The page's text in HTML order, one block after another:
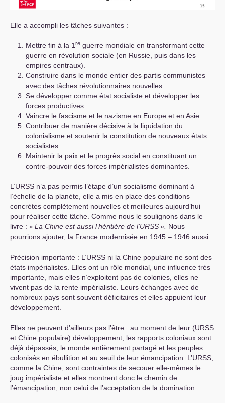
Elle a accompli les tâches suivantes :
Mettre fin à la 1 re guerre mondiale en transformant cette
guerre en révolution sociale (en Russie, puis dans les
empires centraux).
Construire dans le monde entier des partis communistes
avec des tâches révolutionnaires nouvelles.
Se développer comme état socialiste et développer les
forces productives.
Vaincre le fascisme et le nazisme en Europe et en Asie.
Contribuer de manière décisive à la liquidation du
colonialisme et soutenir la constitution de nouveaux états
socialistes.
Maintenir la paix et le progrès social en constituant un
contre-pouvoir des forces impérialistes dominantes.
L’URSS n’a pas permis l’étape d’un socialisme dominant à
l’échelle de la planète, elle a mis en place des conditions
concrètes complètement nouvelles et meilleures aujourd’hui
pour réaliser cette tâche. Comme nous le soulignons dans le
livre : « La Chine est aussi l’héritière de l’URSS». Nous
pourrions ajouter, la France modernisée en 1945 – 1946 aussi.
Précision importante : L’URSS ni la Chine populaire ne sont des
états impérialistes. Elles ont un rôle mondial, une influence très
importante, mais elles n’exploitent pas de colonies, elles ne
vivent pas de la rente impérialiste. Leurs échanges avec de
nombreux pays sont souvent déficitaires et elles appuient leur
développement.
Elles ne peuvent d’ailleurs pas l’être : au moment de leur (URSS
et Chine populaire) développement, les rapports coloniaux sont
déjà dépassés, le monde entièrement partagé et les peuples
colonisés en ébullition et au seuil de leur émancipation. L’URSS
comme la Chine, sont contraintes de secouer elle-mêmes le
joug impérialiste et elles montrent donc le chemin de
l’émancipation, non celui de l’acceptation de la domination.